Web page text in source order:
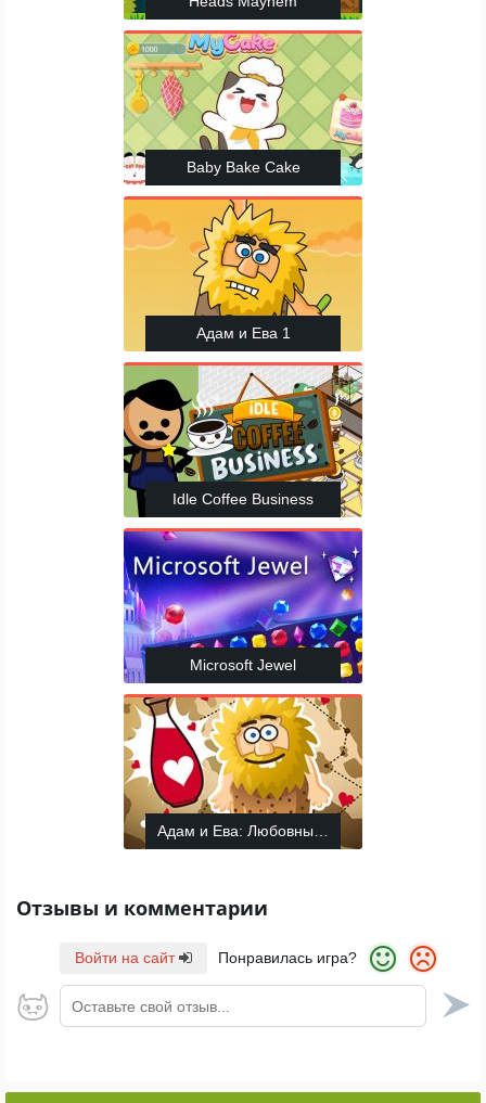
Baby Bake Cake
Адам и Ева 1
Idle Coffee Business
Microsoft Jewel
Адам и Ева: Любовный квест
Отзывы и комментарии
Войти на сайт Понравилась игра?
Оставьте свой отзыв...